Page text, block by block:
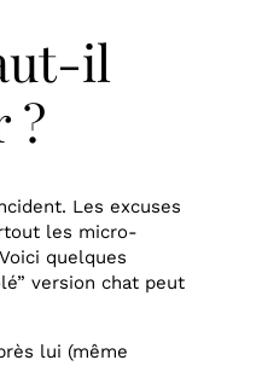
il
?
Les excuses
les micro-
quelques
version chat peut
lui (même